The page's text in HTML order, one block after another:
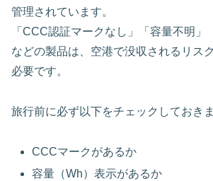
管理されています。
「CCC認証マークなし」「容量不明」
などの製品は、空港で没収されるリス
必要です。
旅行前に必ず以下をチェックしておき
CCCマークがあるか
容量（Wh）表示があるか